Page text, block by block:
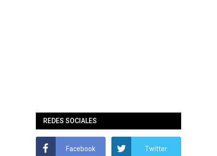
REDES SOCIALES
Facebook Twitter